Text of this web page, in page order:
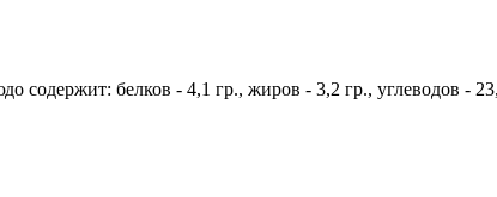
содержит: белков - 4,1 гр., жиров - 3,2 гр., углеводов -